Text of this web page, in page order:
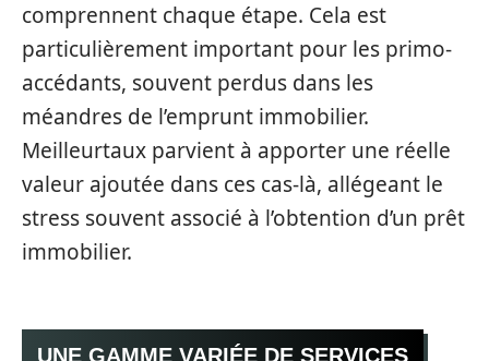
comprennent chaque étape. Cela est
particulièrement important pour les primo-
accédants, souvent perdus dans les
méandres de l’emprunt immobilier.
Meilleurtaux parvient à apporter une réelle
valeur ajoutée dans ces cas-là, allégeant le
stress souvent associé à l’obtention d’un prêt
immobilier.
UNE GAMME VARIÉE DE SERVICES